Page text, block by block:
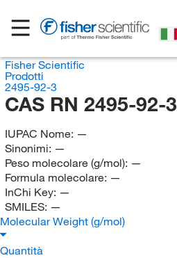
Fisher Scientific
Prodotti
2495-92-3
CAS RN 2495-92-3
IUPAC Nome: —
Sinonimi: —
Peso molecolare (g/mol): —
Formula molecolare: —
InChi Key: —
SMILES: —
Molecular Weight (g/mol)
Quantità